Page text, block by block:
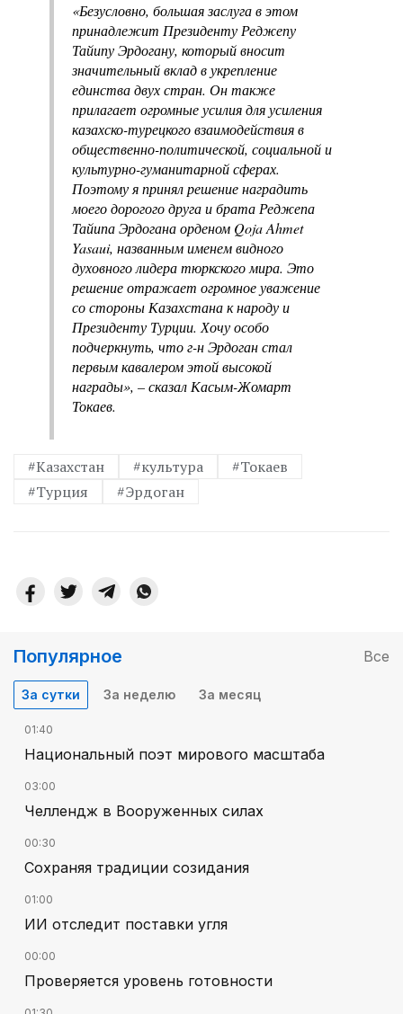
«Безусловно, большая заслуга в этом
принадлежит Президенту Реджепу
Тайипу Эрдогану, который вносит
значительный вклад в укрепление
единства двух стран. Он также
прилагает огромные усилия для усиления
казахско-турецкого взаимодействия в
общественно-политической, социальной и
культурно-гуманитарной сферах.
Поэтому я принял решение наградить
моего дорогого друга и брата Реджепа
Тайипа Эрдогана орденом Qoja Ahmet
Yasaui, названным именем видного
духовного лидера тюркского мира. Это
решение отражает огромное уважение
со стороны Казахстана к народу и
Президенту Турции. Хочу особо
подчеркнуть, что г-н Эрдоган стал
первым кавалером этой высокой
награды», – сказал Касым-Жомарт
Токаев.
#Казахстан #культура
#Токаев
#Турция
#Эрдоган
Популярное Все
За сутки За неделю За месяц
01:40
Национальный поэт мирового масштаба
03:00
Челлендж в Вооруженных силах
00:30
Сохраняя традиции созидания
01:00
ИИ отследит поставки угля
00:00
Проверяется уровень готовности